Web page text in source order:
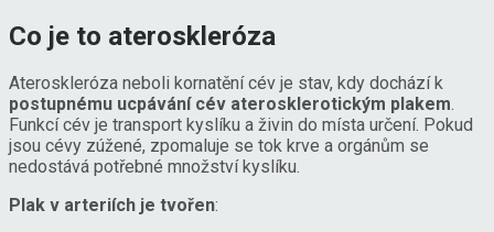
Co je to ateroskleróza
Ateroskleróza neboli kornatění cév je stav, kdy dochází k
postupnému ucpávání cév aterosklerotickým plakem.
Funkcí cév je transport kyslíku a živin do místa určení. Pokud
jsou cévy zúžené, zpomaluje se tok krve a orgánům se
nedostává potřebné množství kyslíku.
Plak v arteriích je tvořen: